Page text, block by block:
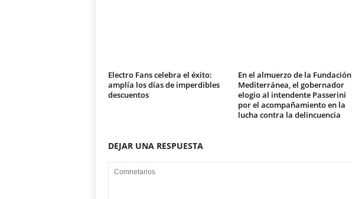
Electro Fans celebra el éxito:
amplía los días de imperdibles
descuentos
En el almuerzo de la Fundación
Mediterránea, el gobernador
elogio al intendente Passerini
por el acompañamiento en la
lucha contra la delincuencia
DEJAR UNA RESPUESTA